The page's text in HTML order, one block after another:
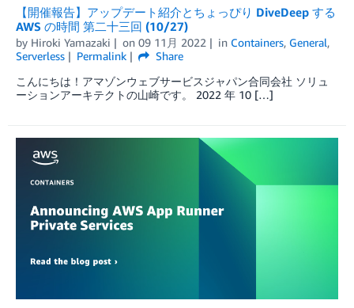
【開催報告】アップデート紹介とちょっぴり DiveDeep する
AWS の時間 第二十三回 (10/27)
by Hiroki Yamazaki on 09 11月 2022 in Containers, General,
Serverless
Permalink
Share
こんにちは！アマゾンウェブサービスジャパン合同会社 ソリュ
ーションアーキテクトの山崎です。 2022 年 10 […]